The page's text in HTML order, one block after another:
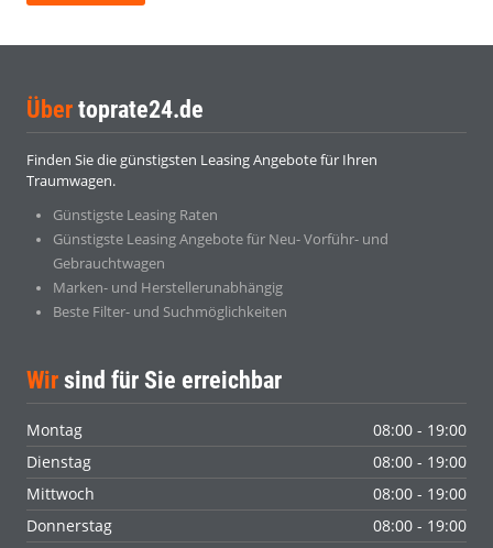
Über toprate24.de
Finden Sie die günstigsten Leasing Angebote für Ihren
Traumwagen.
Günstigste Leasing Raten
Günstigste Leasing Angebote für Neu- Vorführ- und
Gebrauchtwagen
Marken- und Herstellerunabhängig
Beste Filter- und Suchmöglichkeiten
Wir sind für Sie erreichbar
Montag
08:00 - 19:00
Dienstag
08:00 - 19:00
Mittwoch
08:00 - 19:00
Donnerstag
08:00 - 19:00